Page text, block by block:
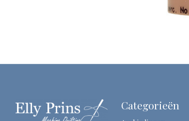
Categorieën